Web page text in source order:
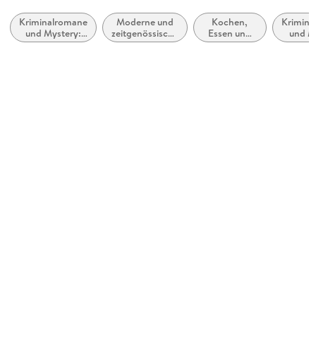
Reihe
Pierre Durand, 8
Kriminalromane
und Mystery:
Cosy Mystery
Moderne und
zeitgenössische
Belletristik:
Kochen,
Essen und
Trinken,
und